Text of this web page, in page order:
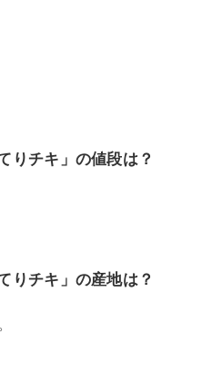
りチキ」の値段は？
りチキ」の産地は？